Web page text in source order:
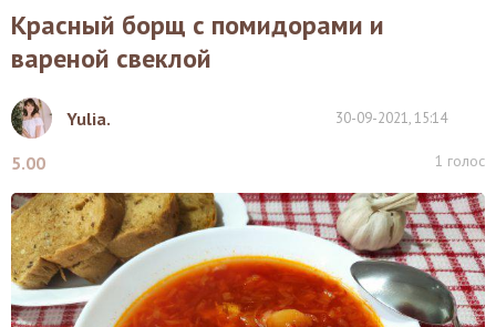
Красный борщ с помидорами и
вареной свеклой
Yulia. 30-09-2021, 15:14
5.00 1 голос